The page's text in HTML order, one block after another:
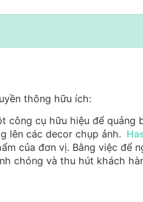
thông hữu ích:
công cụ hữu hiệu để quảng
lên các decor chụp ảnh.
của đơn vị. Bằng việc để
chóng và thu hút khách